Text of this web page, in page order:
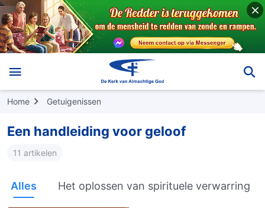
Home Getuigenissen
Een handleiding voor geloof
11 artikelen
Alles Het oplossen van spirituele verwarring